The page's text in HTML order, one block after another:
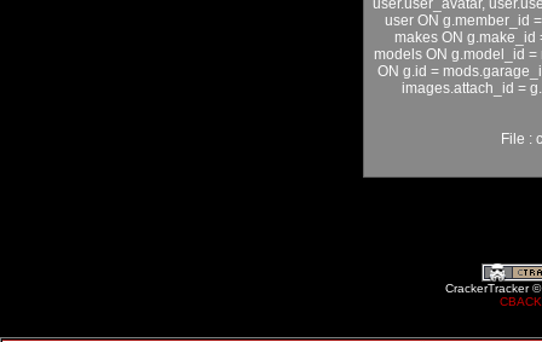
user.user_avatar,
user ON g.member_id
makes ON g.make_id
models ON g.model_id
ON g.id =
images.attach_id =
File :
CrackerTracker